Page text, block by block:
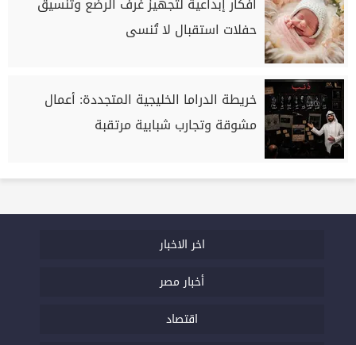
حفلات استقبال لا تُنسى
خريطة الدراما الخليجية المتجددة: أعمال
مشوقة وتجارب شبابية مرتقبة
اخر الاخبار
أخبار مصر
اقتصاد